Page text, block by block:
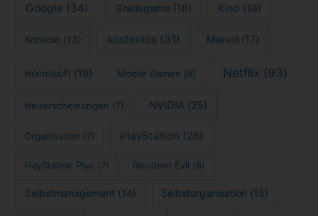
Google (34) Gratisgame (18) Kino (18)
Konsole (13) kostenlos (31) Marvel (17)
microsoft (19) Mobile Games (8) Netflix (93)
Neuerscheinungen (7) NVIDIA (25)
Organisation (7) PlayStation (26)
PlayStation Plus (7) Resident Evil (8)
Selbstmanagement (14) Selbstorganisation (15)